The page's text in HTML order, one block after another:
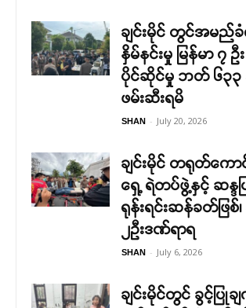
ချင်းမိုင် တွင်အမည်ခံ
နှိမ်နင်းမှု မြန်မာ ၇ ဦး
ပိုင်ဆိုင်မှု ဘတ် ၆၃၃
ဖမ်းဆီးရမိ
SHAN - July 20, 2026
ချင်းမိုင် တရုတ်ကော
ရှေ့ ရဲတပ်ဖွဲ့နှင့် ဆန္ဒပ
ရုန်းရင်းဆန်ခတ်ဖြစ်
၂ဉီးဒဏ်ရာရ
SHAN - July 6, 2026
ချင်းမိုင်တွင် ခွင့်ပြု